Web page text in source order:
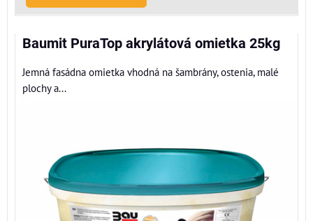
Baumit PuraTop akrylátová omietka 25kg
Jemná fasádna omietka vhodná na šambrány, ostenia, malé
plochy a...